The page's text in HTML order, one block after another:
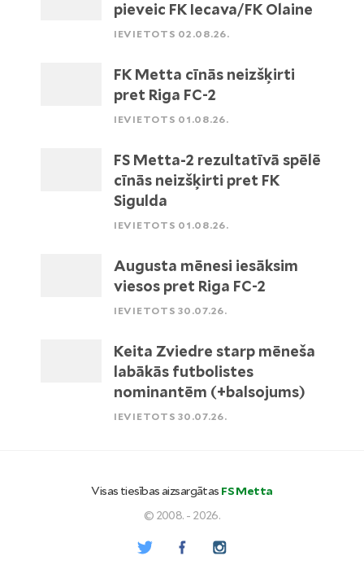
pieveic FK Iecava/FK Olaine
IEVIETOTS 02.08.26.
FK Metta cīnās neizšķirti
pret Riga FC-2
IEVIETOTS 01.08.26.
FS Metta-2 rezultatīvā spēlē
cīnās neizšķirti pret FK
Sigulda
IEVIETOTS 01.08.26.
Augusta mēnesi iesāksim
viesos pret Riga FC-2
IEVIETOTS 30.07.26.
Keita Zviedre starp mēneša
labākās futbolistes
nominantēm (+balsojums)
IEVIETOTS 30.07.26.
Visas tiesības aizsargātas FS Metta
© 2008. - 2026.